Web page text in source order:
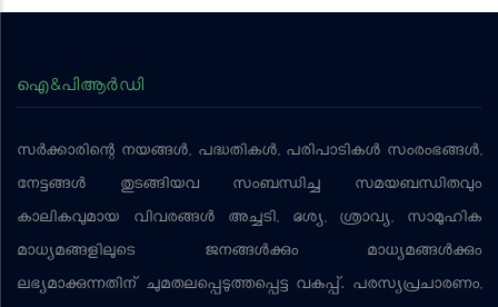
ഐ&പിആര്‍ഡി
സര്‍ക്കാരിന്റെ നയങ്ങള്‍, പദ്ധതികള്‍, പരിപാടികള്‍ സംരംഭങ്ങള്‍,
നേട്ടങ്ങള്‍ തുടങ്ങിയവ സംബന്ധിച്ച സമയബന്ധിതവും
കാലികവുമായ വിവരങ്ങള്‍ അച്ചടി, ദൃശ്യ, ശ്രാവ്യ, സാമൂഹിക
മാധ്യമങ്ങളിലൂടെ ജനങ്ങള്‍ക്കും മാധ്യമങ്ങള്‍ക്കും
ലഭ്യമാക്കുന്നതിന് ചുമതലപ്പെടുത്തപ്പെട്ട വകുപ്പ്. പരസ്യപ്രചാരണം,